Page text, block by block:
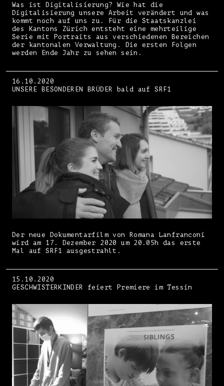
Was ist Digitalisierung? Wie hat die
Digitalisierung unsere Arbeit verändert und was
kommt noch auf uns zu. Für die Staatskanzlei
des Kantons Zürich entsteht eine mehrteilige
Serie mit Portraits aus verschiedenen Bereichen
der kantonalen Verwaltung. Die ersten Folgen
werden Ende Jahr zu sehen sein.
16.10.2020
UNSERE BESONDEREN BRÜDER bald auf SRF1
Der neue Dokumentarfilm von Romana Lanfranconi
wird am 17. Dezember 2020 um 20.05h das erste
Mal auf SRF1 ausgestrahlt.
15.10.2020
GESCHWISTERKINDER feiert Premiere im Tessin